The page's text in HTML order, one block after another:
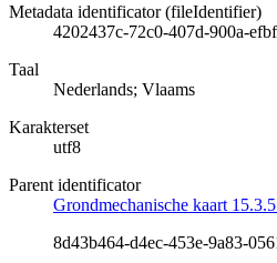
Metadata identificator (fileIdentifier)
4202437c-72c0-407d-900a-
Taal
Nederlands; Vlaams
Karakterset
utf8
Parent identificator
Grondmechanische kaart
8d43b464-d4ec-453e-9a83-